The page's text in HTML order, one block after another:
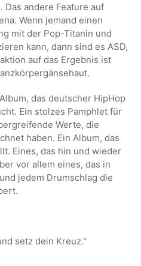
Das andere Feature auf
Wenn jemand einen
mit der Pop-Titanin und
kann, dann sind es ASD,
auf das Ergebnis ist
das deutscher HipHop
Ein stolzes Pamphlet für
Werte, die
haben. Ein Album, das
Eines, das hin und wieder
vor allem eines, das in
jedem Drumschlag die
setz dein Kreuz."